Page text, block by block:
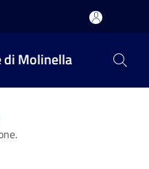
di Molinella